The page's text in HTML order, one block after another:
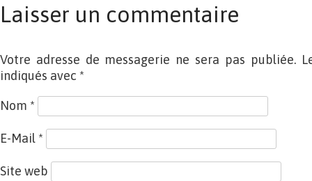
Laisser un commentaire
Votre adresse de messagerie ne sera pas publiée.
indiqués avec *
Nom *
E-Mail *
Site web